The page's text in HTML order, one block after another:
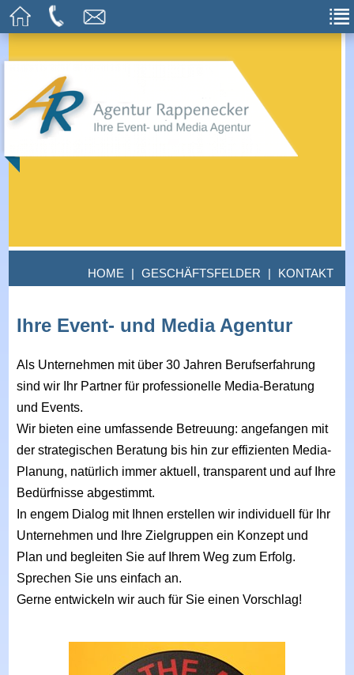
HOME GESCHÄFTSFELDER KONTAKT
Ihre Event- und Media Agentur
Als Unternehmen mit über 30 Jahren Berufserfahrung
sind wir Ihr Partner für professionelle Media-Beratung
und Events.
Wir bieten eine umfassende Betreuung: angefangen mit
der strategischen Beratung bis hin zur effizienten Media-
Planung, natürlich immer aktuell, transparent und auf Ihre
Bedürfnisse abgestimmt.
In engem Dialog mit Ihnen erstellen wir individuell für Ihr
Unternehmen und Ihre Zielgruppen ein Konzept und
Plan und begleiten Sie auf Ihrem Weg zum Erfolg.
Sprechen Sie uns einfach an.
Gerne entwickeln wir auch für Sie einen Vorschlag!